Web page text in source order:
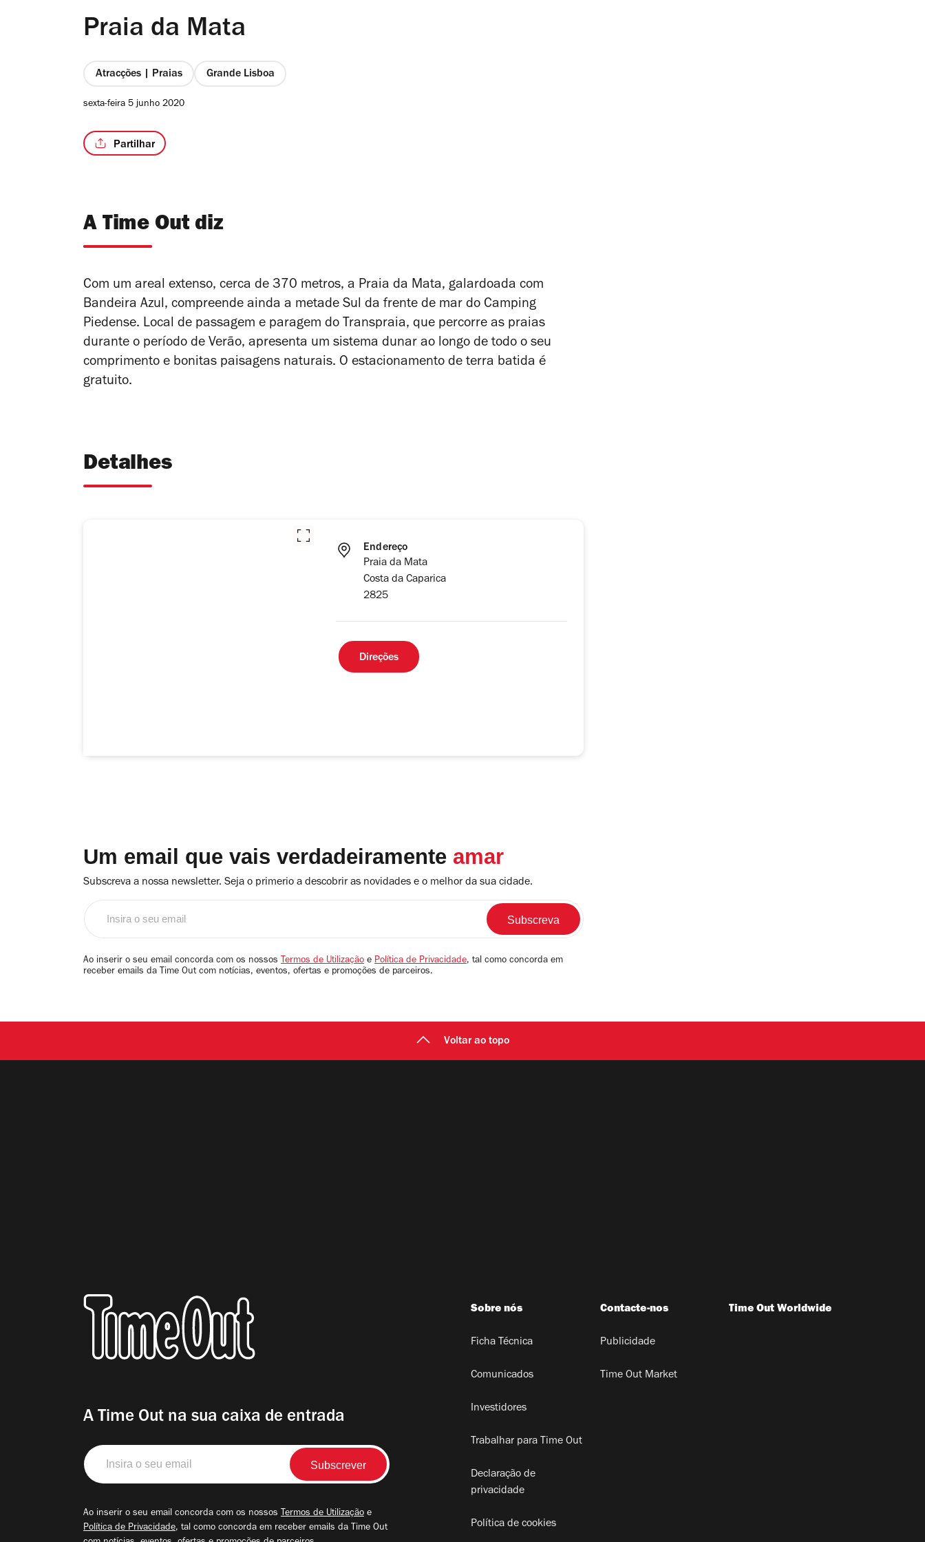
Praia da Mata
Atracções | Praias Grande Lisboa
sexta-feira 5 junho 2020
Partilhar
A Time Out diz
Com um areal extenso, cerca de 370 metros, a Praia da Mata, galardoada com
Bandeira Azul, compreende ainda a metade Sul da frente de mar do Camping
Piedense. Local de passagem e paragem do Transpraia, que percorre as praias
durante o período de Verão, apresenta um sistema dunar ao longo de todo o seu
comprimento e bonitas paisagens naturais. O estacionamento de terra batida é
gratuito.
Detalhes
Endereço
Praia da Mata
Costa da Caparica
2825
Direções
Um email que vais verdadeiramente amar
Subscreva a nossa newsletter. Seja o primerio a descobrir as novidades e o melhor da sua cidade.
email
Ao inserir o seu email concorda com os nossos Termos de Utilização e Política de Privacidade, tal como concorda em
receber emails da Time Out com notícias, eventos, ofertas e promoções de parceiros.
Voltar ao topo
A Time Out na sua caixa de entrada
Insira
o
seu
Ao inserir o seu email concorda com os nossos Termos de Utilização e
Política de Privacidade, tal como concorda em receber emails da Time Out
Sobre nós
Ficha Técnica
Comunicados
Investidores
Trabalhar para Time Out
Declaração de
privacidade
Política de cookies
Contacte-nos
Publicidade
Time Out Market
Time Out Worldwide